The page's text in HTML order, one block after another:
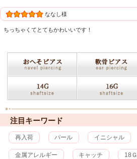
ななし様
ちっちゃくてとてもかわいいです！
注目キーワード
再入荷 パール イニシャル
金属アレルギー キャッチ 18Ｇ